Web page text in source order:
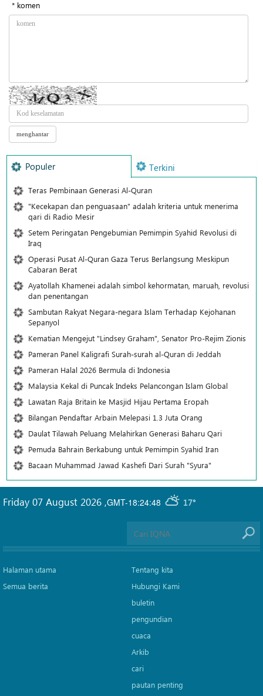
* komen
Populer Terkini
Teras Pembinaan Generasi Al-Quran
"Kecekapan dan penguasaan" adalah kriteria untuk menerima
qari di Radio Mesir
Setem Peringatan Pengebumian Pemimpin Syahid Revolusi di
Iraq
Operasi Pusat Al-Quran Gaza Terus Berlangsung Meskipun
Cabaran Berat
Ayatollah Khamenei adalah simbol kehormatan, maruah, revolusi
dan penentangan
Sambutan Rakyat Negara-negara Islam Terhadap Kejohanan
Sepanyol
Kematian Mengejut "Lindsey Graham", Senator Pro-Rejim Zionis
Pameran Panel Kaligrafi Surah-surah al-Quran di Jeddah
Pameran Halal 2026 Bermula di Indonesia
Malaysia Kekal di Puncak Indeks Pelancongan Islam Global
Lawatan Raja Britain ke Masjid Hijau Pertama Eropah
Bilangan Pendaftar Arbain Melepasi 1.3 Juta Orang
Daulat Tilawah Peluang Melahirkan Generasi Baharu Qari
Pemuda Bahrain Berkabung untuk Pemimpin Syahid Iran
Bacaan Muhammad Jawad Kashefi Dari Surah "Syura"
GMT-18:24:48 17°
Friday 07 August 2026 ,
Halaman utama
Semua berita
Tentang kita
Hubungi Kami
buletin
pengundian
cuaca
Arkib
cari
pautan penting